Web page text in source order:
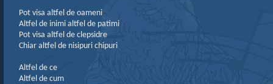
Pot visa altfel de oameni
Altfel de inimi altfel de patimi
Pot visa altfel de clepsidre
Chiar altfel de nisipuri chipuri
Altfel de ce
Altfel de cum